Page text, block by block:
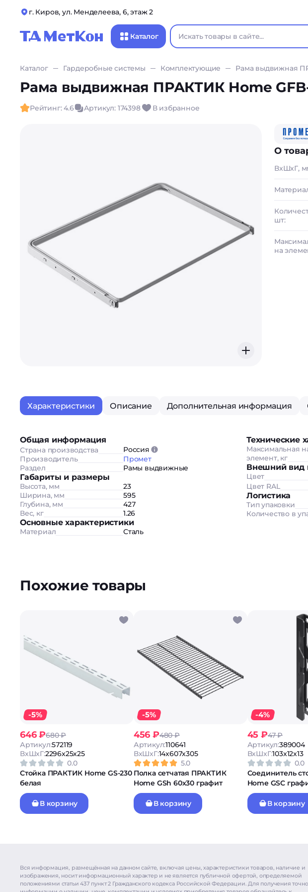
г. Киров, ул. Менделеева, 6, этаж 2
Каталог
Каталог Гардеробные системы Комплектующие Рама выдвижная
Рама выдвижная ПРАКТИК Home
Рейтинг: 4.6 Артикул: 174398 В избранное
О
ВxШxГ,
шт:
на
Характеристики Описание Дополнительная информация
Общая информация
Страна производства
Россия
Производитель
Промет
Раздел
Рамы выдвижные
Габариты и размеры
Высота, мм
23
Ширина, мм
595
Глубина, мм
427
Вес, кг
1.26
Основные характеристики
Материал Сталь
Технические
Максимальная
элемент, кг
Внешний вид
Цвет
Цвет RAL
Логистика
Тип упаковки
Количество в
Похожие товары
-5%
646 ₽680 ₽
Артикул:572119
ВxШxГ:2296x25x25
0.0
Стойка ПРАКТИК Home GS-230
белая
В корзину
-5%
456 ₽480 ₽
Артикул:110641
ВxШxГ:14x607x305
5.0
Полка сетчатая ПРАКТИК
Home GSh 60х30 графит
В корзину
-4%
45 ₽47 ₽
Артикул:389004
ВxШxГ:103x12x13
0.0
Соединитель
Home GSC
В корзину
Вся информация, размещённая на данном сайте, включая цены, характеристики товаров, наличие и
изображения, носит информационный характер и не является публичной офертой, определяемой
положениями статьи 437 пункт 2 Гражданского кодекса Российской Федерации. Для получения